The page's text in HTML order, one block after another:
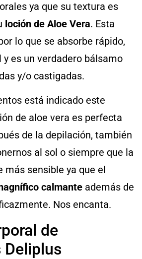
ya que su textura es
loción de Aloe Vera. Esta
lo que se absorbe rápido,
es un verdadero bálsamo
y/o castigadas.
está indicado este
de aloe vera es perfecta
de la depilación, también
al sol o siempre que la
más sensible ya que el
calmante además de
Nos encanta.
de
Deliplus